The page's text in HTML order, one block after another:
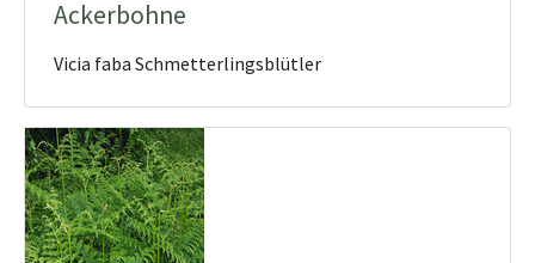
Ackerbohne
Vicia faba Schmetterlingsblütler